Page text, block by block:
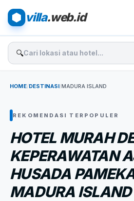
villa.web.id
🔍
HOME/DESTINASI/MADURA ISLAND
REKOMENDASI TERPOPULER
HOTEL MURAH
KEPERAWATAN
HUSADA
MADURA ISLAND